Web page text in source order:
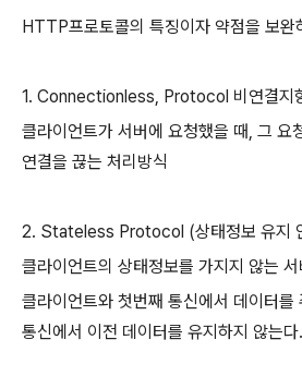
HTTP프로토콜의 특징이자 약점을 보완
1. Connectionless, Protocol 비연결지
클라이언트가 서버에 요청했을 때, 그 요
연결을 끊는 처리방식
2. Stateless Protocol (상태정보 유지
클라이언트의 상태정보를 가지지 않는
클라이언트와 첫번째 통신에서 데이터를
통신에서 이전 데이터를 유지하지 않는다.